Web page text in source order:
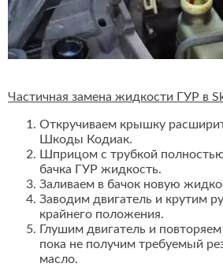
Частичная замена жидкости ГУР в
Откручиваем крышку
Шкоды Кодиак.
Шприцом с трубкой
бачка ГУР жидкость.
Заливаем в бачок новую
Заводим двигатель и крутим
крайнего положения.
Глушим двигатель и
пока не получим требуемый
масло.